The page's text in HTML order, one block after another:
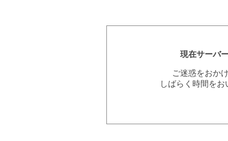
現在サーバ
ご迷惑をおか
しばらく時間を